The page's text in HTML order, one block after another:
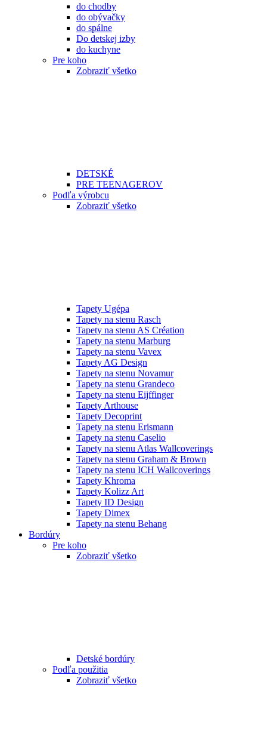
do chodby
do obývačky
do spálne
Do detskej izby
do kuchyne
Pre koho
Zobraziť všetko
DETSKÉ
PRE TEENAGEROV
Podľa výrobcu
Zobraziť všetko
Tapety Ugépa
Tapety na stenu Rasch
Tapety na stenu AS Création
Tapety na stenu Marburg
Tapety na stenu Vavex
Tapety AG Design
Tapety na stenu Novamur
Tapety na stenu Grandeco
Tapety na stenu Eijffinger
Tapety Arthouse
Tapety Decoprint
Tapety na stenu Erismann
Tapety na stenu Caselio
Tapety na stenu Atlas Wallcoverings
Tapety na stenu Graham & Brown
Tapety na stenu ICH Wallcoverings
Tapety Khroma
Tapety Kolizz Art
Tapety ID Design
Tapety Dimex
Tapety na stenu Behang
Bordúry
Pre koho
Zobraziť všetko
Detské bordúry
Podľa použitia
Zobraziť všetko